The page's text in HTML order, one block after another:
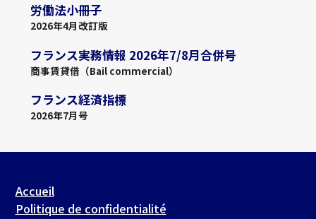
労働法小冊子
2026年4月改訂版
フランス実務情報 2026年7/8月合併号
商事賃貸借（Bail commercial）
フランス経済指標
2026年7月号
Accueil
Politique de confidentialité